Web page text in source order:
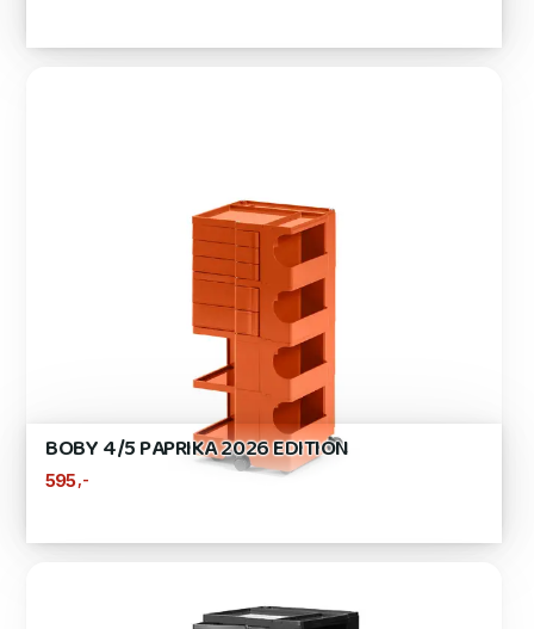
BOBY 4/5 PAPRIKA 2026 EDITION
595 ,-